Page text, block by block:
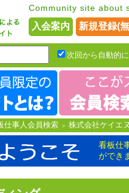
Community site about
入会案内 新規登録(
次回から自動的
仕事人会員検索 > 株式会社ケイエ
看板仕
ができ